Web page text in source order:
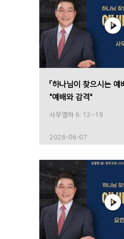
「하나님이 찾으시는 예
"예배와 감격"
사무엘하 6: 12~19
2026-06-07